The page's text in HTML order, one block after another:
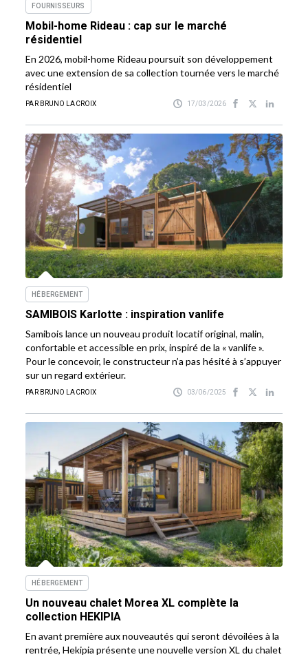
FOURNISSEURS
Mobil-home Rideau : cap sur le marché
résidentiel
En 2026, mobil-home Rideau poursuit son développement
avec une extension de sa collection tournée vers le marché
résidentiel
PAR BRUNO LACROIX 17/03/2026
HÉBERGEMENT
SAMIBOIS Karlotte : inspiration vanlife
Samibois lance un nouveau produit locatif original, malin,
confortable et accessible en prix, inspiré de la « vanlife ».
Pour le concevoir, le constructeur n’a pas hésité à s’appuyer
sur un regard extérieur.
PAR BRUNO LACROIX 03/06/2025
HÉBERGEMENT
Un nouveau chalet Morea XL complète la
collection HEKIPIA
En avant première aux nouveautés qui seront dévoilées à la
rentrée, Hekipia présente une nouvelle version XL du chalet